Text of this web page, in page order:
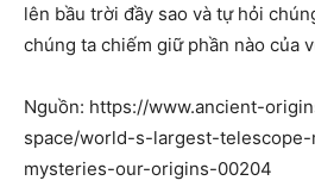
lên bầu trời đầy sao và tự hỏi
chúng ta chiếm giữ phần nào của
Nguồn: https://www.ancient-
space/world-s-largest-
mysteries-our-origins-00204